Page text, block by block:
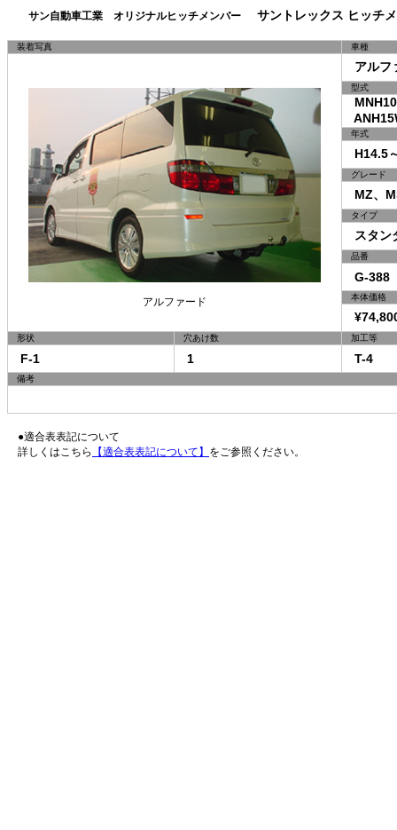
サン自動車工業 オリジナルヒッチメンバー サントレックス ヒッチ
装着写真 車種
アルファード
アルフ
型式
年式
H14.5
グレード
MZ、
タイプ
スタン
品番
G-388
本体価格
形状 穴あけ数 加工等
F-1 1 T-4
備考
●適合表表記について
詳しくはこちら
【適合表表記について】 をご参照ください。